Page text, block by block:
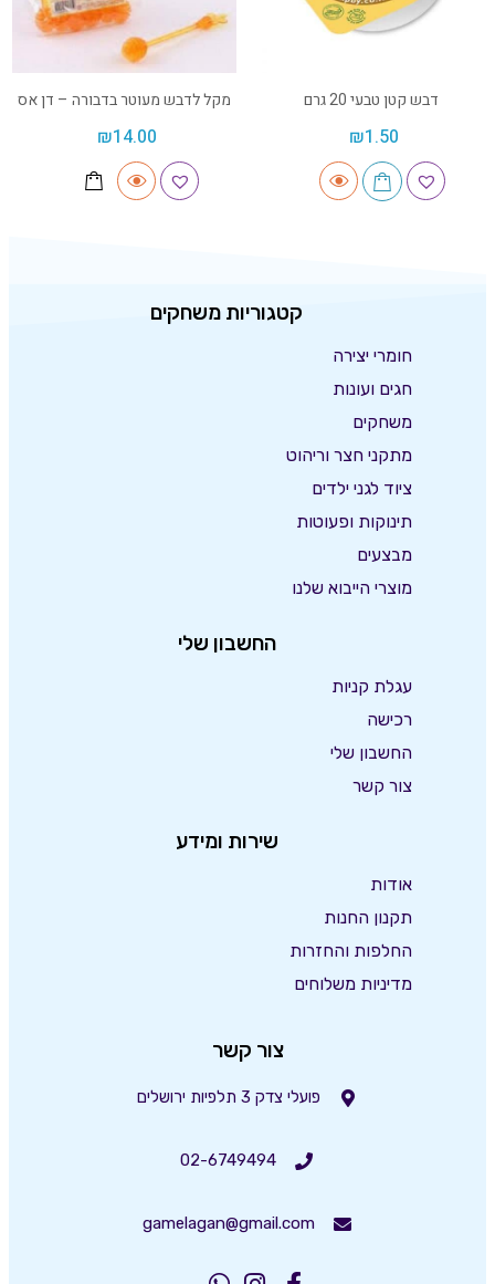
דבש קטן טבעי 20 גרם
₪1.50
מקל לדבש מעוטר בדבורה – דן אס
₪14.00
קטגוריות משחקים
חומרי יצירה
חגים ועונות
משחקים
מתקני חצר וריהוט
ציוד לגני ילדים
תינוקות ופעוטות
מבצעים
מוצרי הייבוא שלנו
החשבון שלי
עגלת קניות
רכישה
החשבון שלי
צור קשר
שירות ומידע
אודות
תקנון החנות
החלפות והחזרות
מדיניות משלוחים
צור קשר
פועלי צדק 3 תלפיות ירושלים
02-6749494
gamelagan@gmail.com